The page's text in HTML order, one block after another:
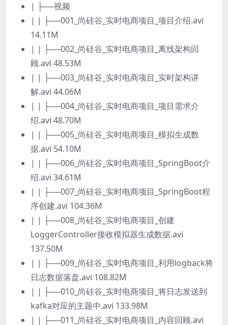
| ├──视频
| | ├──001_尚硅谷_实时电商项目_项目介绍.avi
14.11M
| | ├──002_尚硅谷_实时电商项目_离线架构回
顾.avi 48.53M
| | ├──003_尚硅谷_实时电商项目_实时架构讲
解.avi 44.06M
| | ├──004_尚硅谷_实时电商项目_项目需求介
绍.avi 48.70M
| | ├──005_尚硅谷_实时电商项目_模拟生成数
据.avi 54.10M
| | ├──006_尚硅谷_实时电商项目_SpringBoot介
绍.avi 34.61M
| | ├──007_尚硅谷_实时电商项目_SpringBoot程
序创建.avi 104.36M
| | ├──008_尚硅谷_实时电商项目_创建
LoggerController接收模拟器生成数据.avi
137.50M
| | ├──009_尚硅谷_实时电商项目_利用logback将
日志数据落盘.avi 108.82M
| | ├──010_尚硅谷_实时电商项目_将日志发送到
kafka对应的主题中.avi 133.98M
| | ├──011_尚硅谷_实时电商项目_内容回顾.avi